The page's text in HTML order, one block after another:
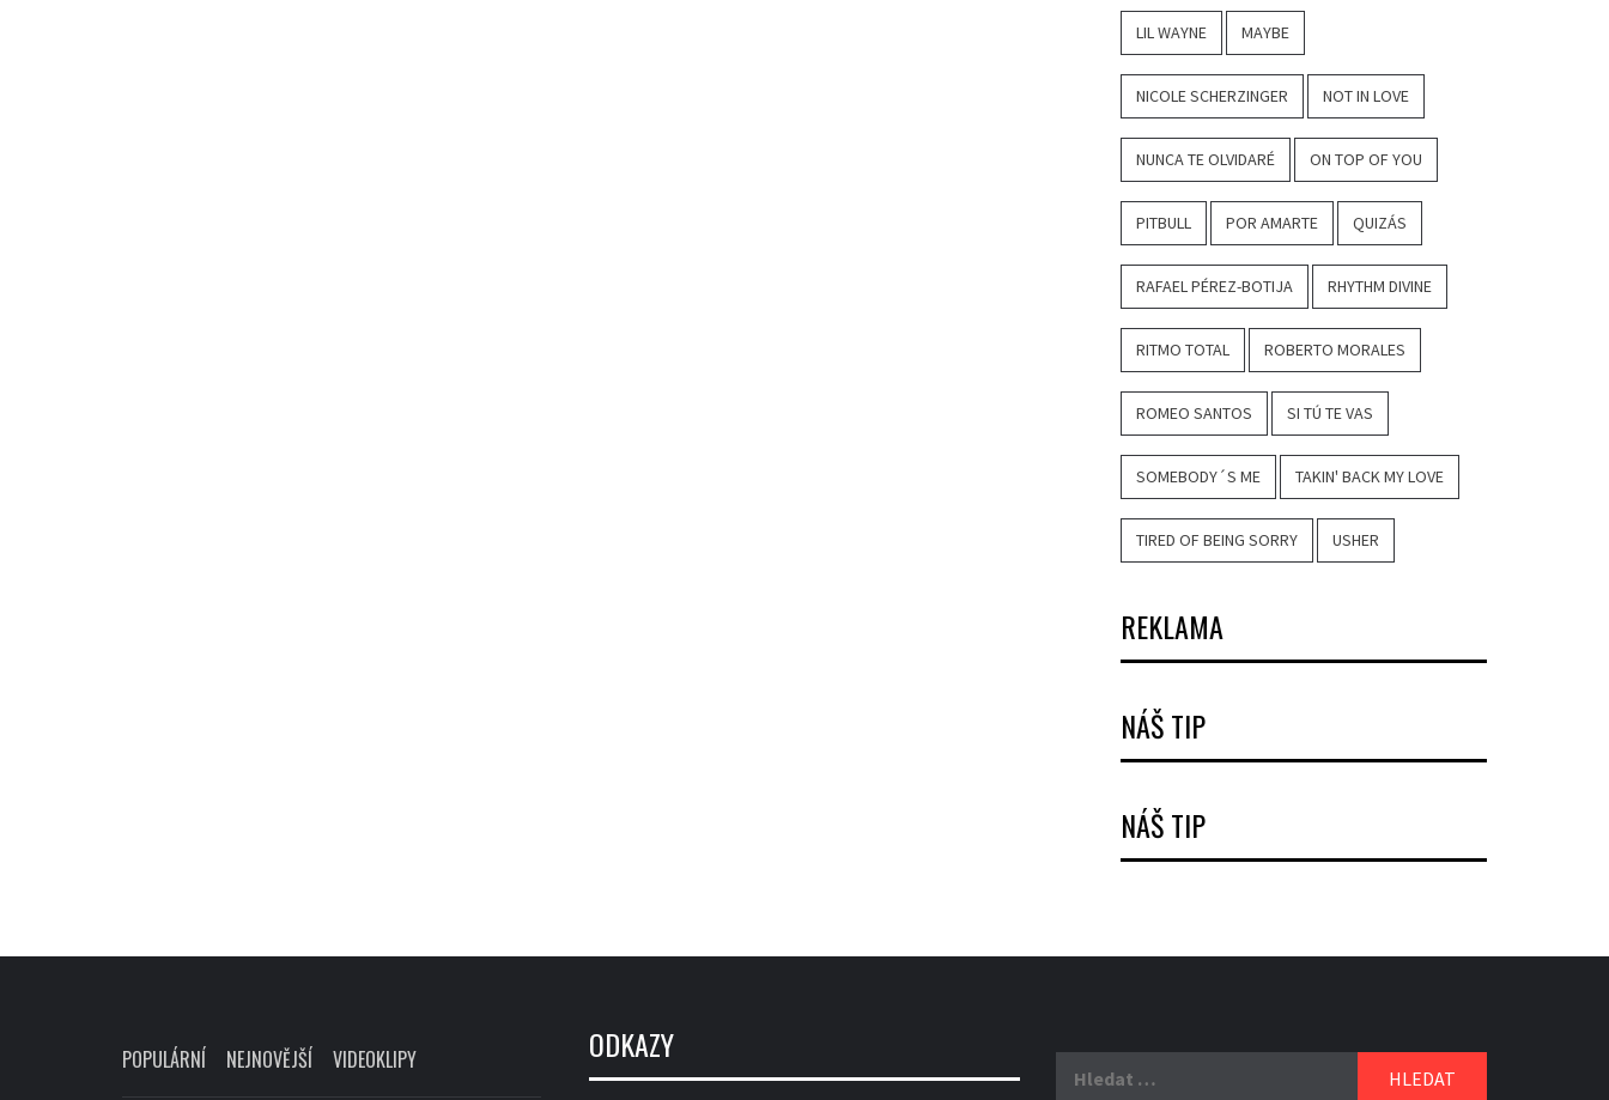
LIL WAYNE MAYBE
NICOLE SCHERZINGER NOT IN LOVE
NUNCA TE OLVIDARÉ ON TOP OF YOU
PITBULL POR AMARTE QUIZÁS
RAFAEL PÉREZ-BOTIJA RHYTHM DIVINE
RITMO TOTAL ROBERTO MORALES
ROMEO SANTOS SI TÚ TE VAS
SOMEBODY´S ME TAKIN' BACK MY LOVE
TIRED OF BEING SORRY USHER
REKLAMA
NÁŠ TIP
NÁŠ TIP
POPULÁRNÍ NEJNOVĚJŠÍ VIDEOKLIPY ODKAZY